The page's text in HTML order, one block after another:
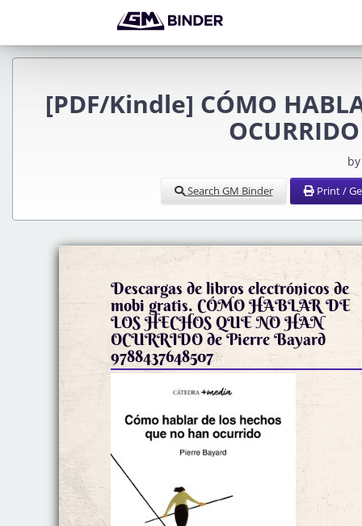
[PDF/Kindle] CÓMO
Search GM Binder Print /
Descargas de libros electrónicos de
mobi gratis. CÓMO HABLAR DE
LOS HECHOS QUE NO HAN
OCURRIDO de Pierre Bayard
9788437648507